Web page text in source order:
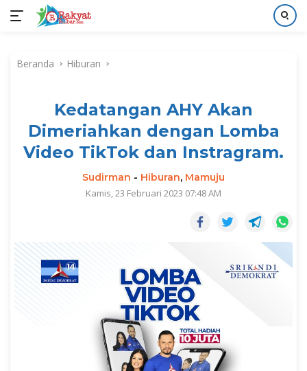
kontenBeranda Hiburan
Kedatangan AHY Akan
Dimeriahkan dengan Lomba
Video TikTok dan Instragram.
Sudirman - Hiburan, Mamuju
Kamis, 23 Februari 2023 07:48 AM